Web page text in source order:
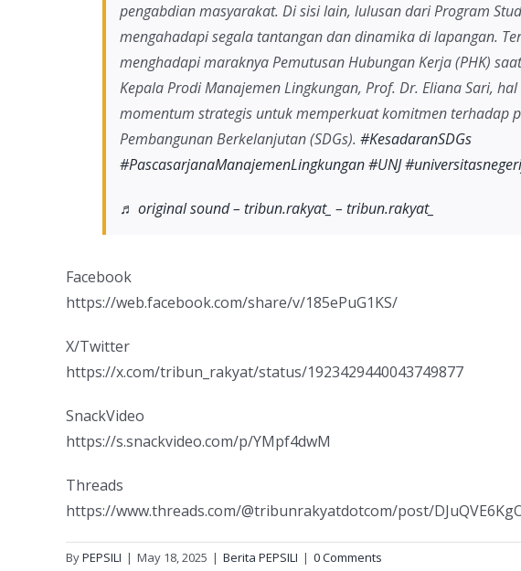
pengabdian masyarakat. Di sisi lain, lulusan dari Program
mengahadapi segala tantangan dan dinamika di lapangan.
menghadapi maraknya Pemutusan Hubungan Kerja (PHK)
Kepala Prodi Manajemen Lingkungan, Prof. Dr. Eliana Sari,
momentum strategis untuk memperkuat komitmen terhadap
Pembangunan Berkelanjutan (SDGs). #KesadaranSDGs
#PascasarjanaManajemenLingkungan#UNJ
♬ original sound – tribun.rakyat_ – tribun.rakyat_
Facebook
https://web.facebook.com/share/v/185ePuG1KS/
X/Twitter
https://x.com/tribun_rakyat/status/1923429440043749877
SnackVideo
https://s.snackvideo.com/p/YMpf4dwM
Threads
https://www.threads.com/@tribunrakyatdotcom/post/
ByPEPSILI | May 18, 2025 | Berita PEPSILI | 0 Comments